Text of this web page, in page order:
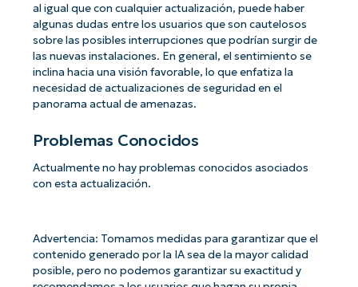
al igual que con cualquier actualización, puede haber
algunas dudas entre los usuarios que son cautelosos
sobre las posibles interrupciones que podrían surgir de
las nuevas instalaciones. En general, el sentimiento se
inclina hacia una visión favorable, lo que enfatiza la
necesidad de actualizaciones de seguridad en el
panorama actual de amenazas.
Problemas Conocidos
Actualmente no hay problemas conocidos asociados
con esta actualización.
Advertencia: Tomamos medidas para garantizar que el
contenido generado por la IA sea de la mayor calidad
posible, pero no podemos garantizar su exactitud y